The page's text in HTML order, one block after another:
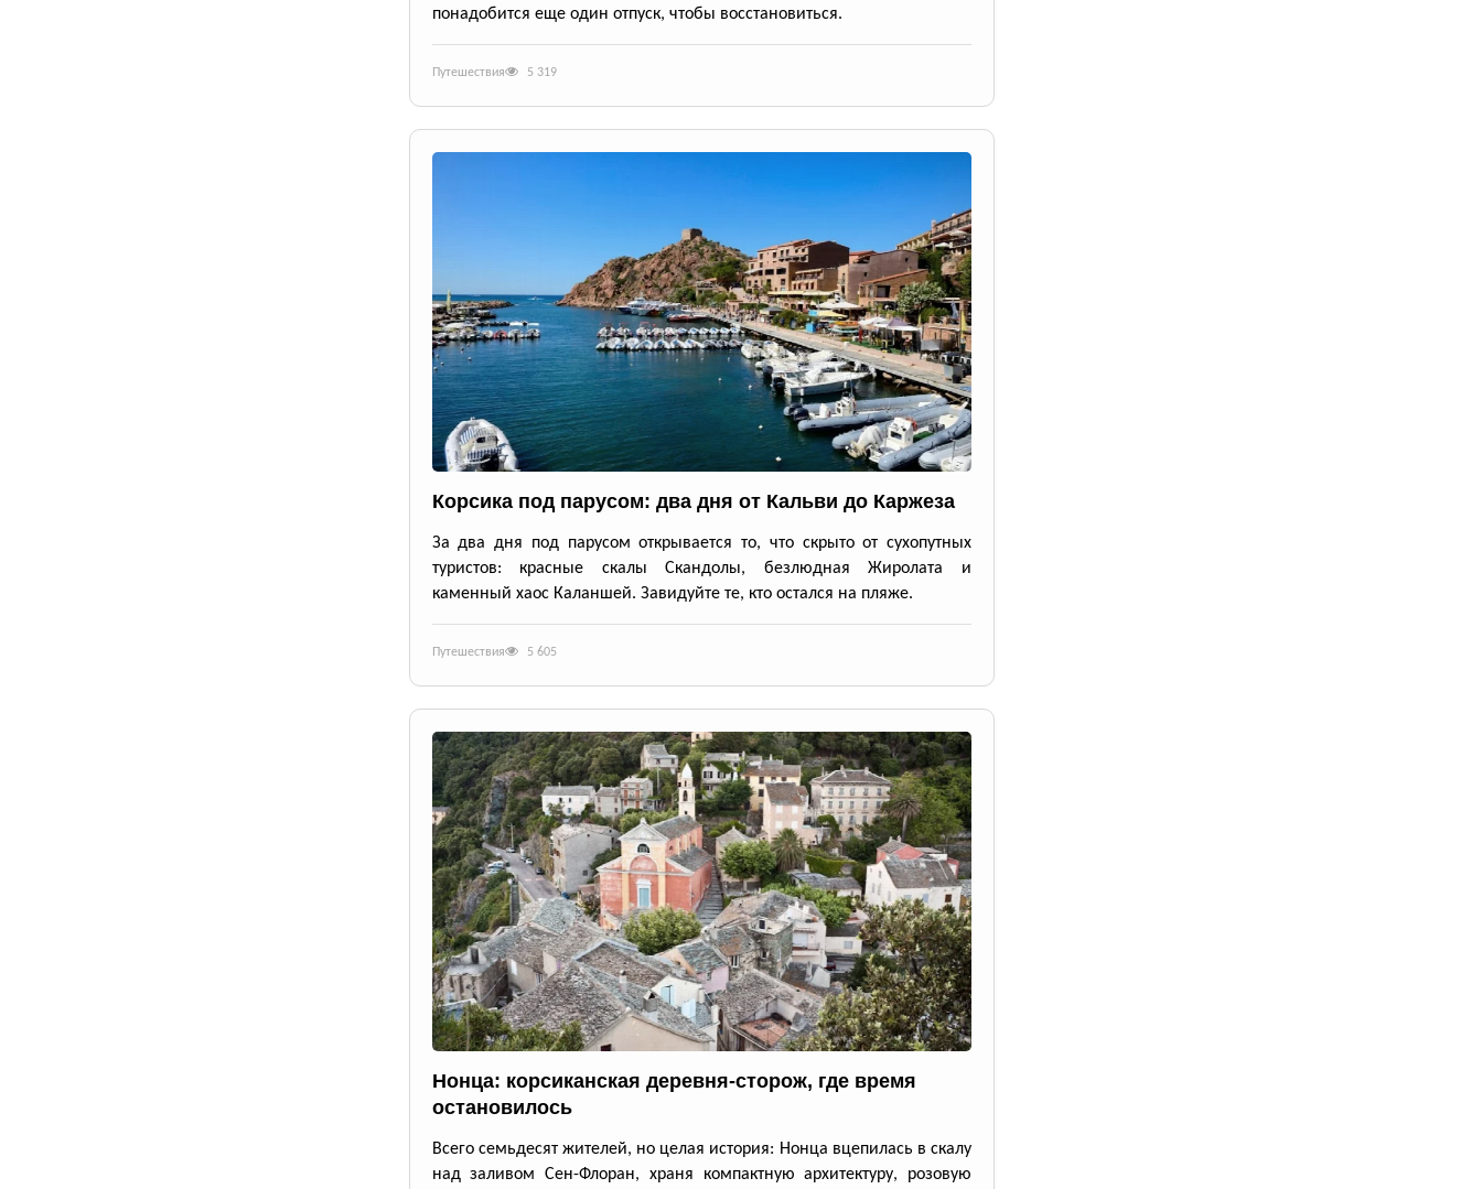
понадобится еще один отпуск, чтобы восстановиться.
Путешествия 5 319
Корсика под парусом: два дня от Кальви до Каржеза
За два дня под парусом открывается то, что скрыто от сухопутных
туристов: красные скалы Скандолы, безлюдная Жиролата и
каменный хаос Каланшей. Завидуйте те, кто остался на пляже.
Путешествия 5 605
Нонца: корсиканская деревня-сторож, где время
остановилось
Всего семьдесят жителей, но целая история: Нонца вцепилась в скалу
над заливом Сен-Флоран, храня компактную архитектуру, розовую